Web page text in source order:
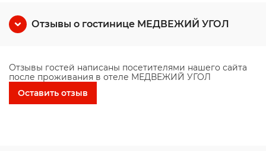
Отзывы о гостинице МЕДВЕЖИЙ УГОЛ
Отзывы гостей написаны посетителями нашего сайта
после проживания в отеле МЕДВЕЖИЙ УГОЛ
Оставить отзыв